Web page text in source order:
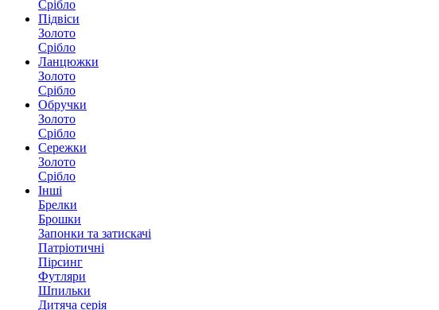
Срібло
Підвіси
Золото
Срібло
Ланцюжки
Золото
Срібло
Обручки
Золото
Срібло
Сережки
Золото
Срібло
Інші
Брелки
Брошки
Запонки та затискачі
Патріотичні
Пірсинг
Футляри
Шпильки
Дитяча серія